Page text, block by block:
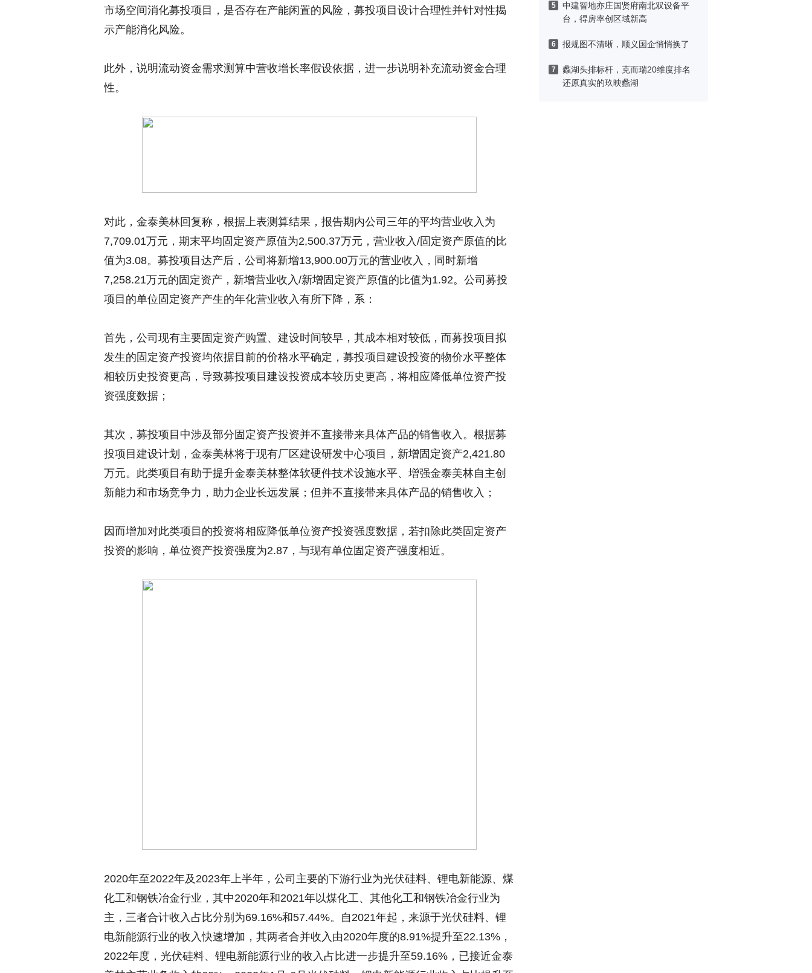
5
中建智地亦庄国贤府南北双设备平
台，得房率创区域新高
6 报规图不清晰，顺义国企悄悄换了
7
蠡湖头排标杆，克而瑞20维度排名
还原真实的玖映蠡湖
市场空间消化募投项目，是否存在产能闲置的风险，募投项目设计合理性并针对性揭
示产能消化风险。
此外，说明流动资金需求测算中营收增长率假设依据，进一步说明补充流动资金合理
性。
对此，金泰美林回复称，根据上表测算结果，报告期内公司三年的平均营业收入为
7,709.01万元，期末平均固定资产原值为2,500.37万元，营业收入/固定资产原值的比
值为3.08。募投项目达产后，公司将新增13,900.00万元的营业收入，同时新增
7,258.21万元的固定资产，新增营业收入/新增固定资产原值的比值为1.92。公司募投
项目的单位固定资产产生的年化营业收入有所下降，系：
首先，公司现有主要固定资产购置、建设时间较早，其成本相对较低，而募投项目拟
发生的固定资产投资均依据目前的价格水平确定，募投项目建设投资的物价水平整体
相较历史投资更高，导致募投项目建设投资成本较历史更高，将相应降低单位资产投
资强度数据；
其次，募投项目中涉及部分固定资产投资并不直接带来具体产品的销售收入。根据募
投项目建设计划，金泰美林将于现有厂区建设研发中心项目，新增固定资产2,421.80
万元。此类项目有助于提升金泰美林整体软硬件技术设施水平、增强金泰美林自主创
新能力和市场竞争力，助力企业长远发展；但并不直接带来具体产品的销售收入；
因而增加对此类项目的投资将相应降低单位资产投资强度数据，若扣除此类固定资产
投资的影响，单位资产投资强度为2.87，与现有单位固定资产强度相近。
2020年至2022年及2023年上半年，公司主要的下游行业为光伏硅料、锂电新能源、煤
化工和钢铁冶金行业，其中2020年和2021年以煤化工、其他化工和钢铁冶金行业为
主，三者合计收入占比分别为69.16%和57.44%。自2021年起，来源于光伏硅料、锂
电新能源行业的收入快速增加，其两者合并收入由2020年度的8.91%提升至22.13%，
2022年度，光伏硅料、锂电新能源行业的收入占比进一步提升至59.16%，已接近金泰